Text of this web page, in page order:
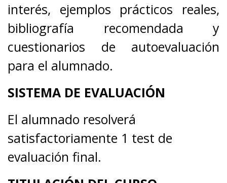
interés, ejemplos prácticos reales,
bibliografía recomendada y
cuestionarios de autoevaluación
para el alumnado.
SISTEMA DE EVALUACIÓN
El alumnado resolverá
satisfactoriamente 1 test de
evaluación final.